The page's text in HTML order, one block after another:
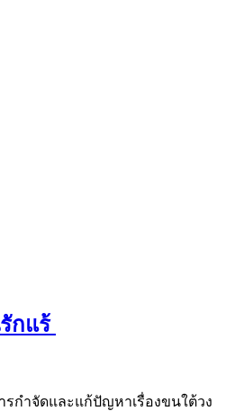
กแร้
รกำจัดและแก้ปัญหาเรื่องขนใต้วง